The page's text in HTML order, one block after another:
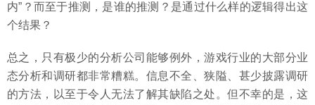
内”？而至于推测，是谁的推测？是通过什么样的逻辑得出这
个结果？
总之，只有极少的分析公司能够例外，游戏行业的大部分业
态分析和调研都非常糟糕。信息不全、狭隘、甚少披露调研
的方法，以至于令人无法了解其缺陷之处。但不幸的是，这